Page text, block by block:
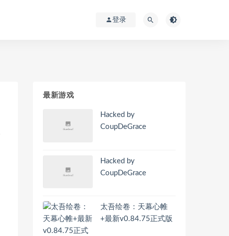
登录
最新游戏
Hacked by
CoupDeGrace
Hacked by
CoupDeGrace
太吾绘卷：天幕心帷
+最新v0.84.75正式版